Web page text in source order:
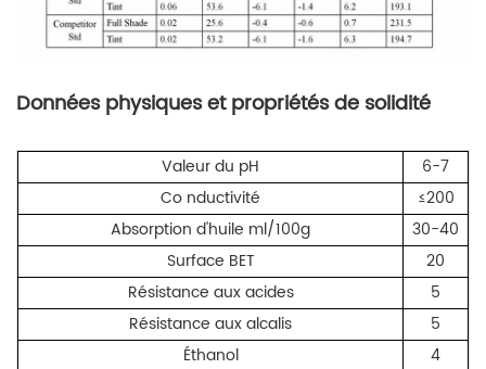
Données physiques et propriétés de solidité
Valeur du pH
6-7
Co nductivité
≤200
Absorption d'huile ml/100g
30-40
Surface BET
20
Résistance aux acides
5
Résistance aux alcalis
5
Éthanol
4